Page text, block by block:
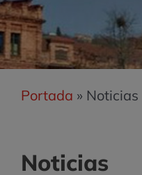
Portada » Noticias
Noticias